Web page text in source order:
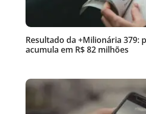
Resultado da +Milionária 379:
acumula em R$ 82 milhões